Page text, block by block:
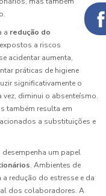
a redução do
a riscos
acidentar aumenta,
práticas de higiene
significativamente o
vez, diminui o absenteísmo.
também resulta em
a substituições e
um papel
. Ambientes de
redução do estresse e da
dos colaboradores. A